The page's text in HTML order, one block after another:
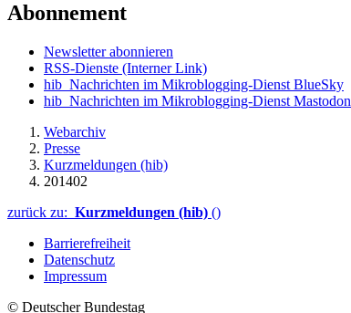
Abonnement
Newsletter abonnieren
RSS-Dienste (Interner Link)
hib_Nachrichten im Mikroblogging-Dienst BlueSky
hib_Nachrichten im Mikroblogging-Dienst Mastodon
Webarchiv
Presse
Kurzmeldungen (hib)
201402
zurück zu: Kurzmeldungen (hib) ()
Barrierefreiheit
Datenschutz
Impressum
© Deutscher Bundestag